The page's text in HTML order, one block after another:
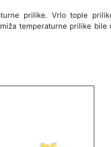
prilike. Vrlo tople
temperaturne prilike bile